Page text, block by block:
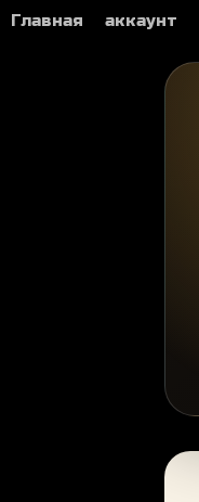
Главная аккаунт